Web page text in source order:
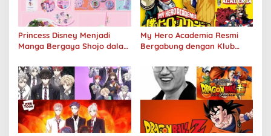
Princess Disney Menjadi
Manga Bergaya Shojo dalam
Café
My Hero Academia Resmi
Bergabung dengan Klub